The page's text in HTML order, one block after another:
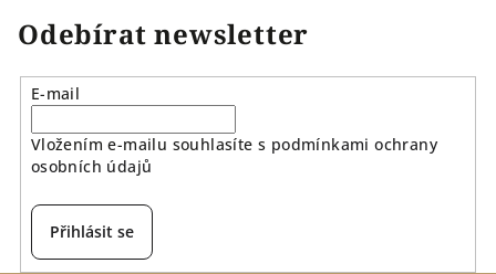
Odebírat newsletter
E-mail
Vložením e-mailu souhlasíte s podmínkami ochrany
osobních údajů
Přihlásit se